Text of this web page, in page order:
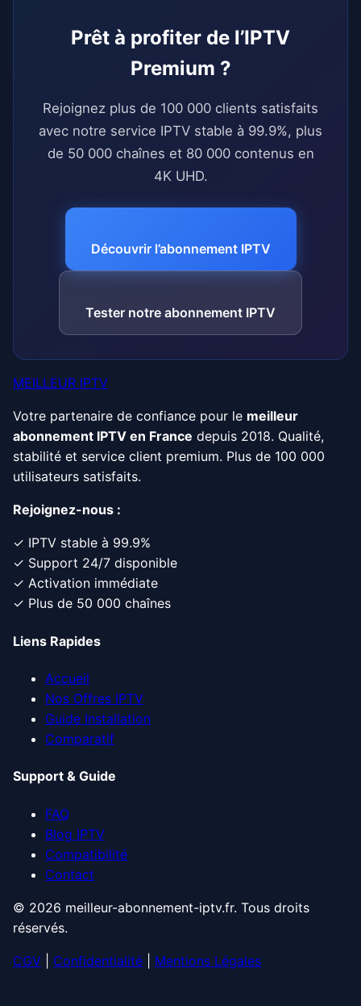
Prêt à profiter de l’IPTV
Premium ?
Rejoignez plus de 100 000 clients satisfaits
avec notre service IPTV stable à 99.9%, plus
de 50 000 chaînes et 80 000 contenus en
4K UHD.
Découvrir l’abonnement IPTV
Tester notre abonnement IPTV
MEILLEUR IPTV
Votre partenaire de confiance pour le meilleur
abonnement IPTV en France depuis 2018. Qualité,
stabilité et service client premium. Plus de 100 000
utilisateurs satisfaits.
Rejoignez-nous :
✓ IPTV stable à 99.9%
✓ Support 24/7 disponible
✓ Activation immédiate
✓ Plus de 50 000 chaînes
Liens Rapides
Accueil
Nos Offres IPTV
Guide Installation
Comparatif
Support & Guide
FAQ
Blog IPTV
Compatibilité
Contact
© 2026 meilleur-abonnement-iptv.fr. Tous droits
réservés.
CGV Confidentialité Mentions Légales